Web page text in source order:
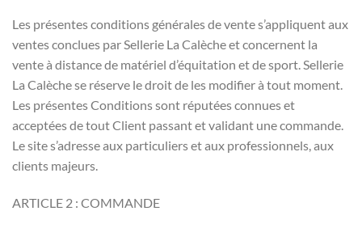
Les présentes conditions générales de vente s’appliquent aux
ventes conclues par Sellerie La Calèche et concernent la
vente à distance de matériel d’équitation et de sport. Sellerie
La Calèche se réserve le droit de les modifier à tout moment.
Les présentes Conditions sont réputées connues et
acceptées de tout Client passant et validant une commande.
Le site s’adresse aux particuliers et aux professionnels, aux
clients majeurs.
ARTICLE 2 : COMMANDE